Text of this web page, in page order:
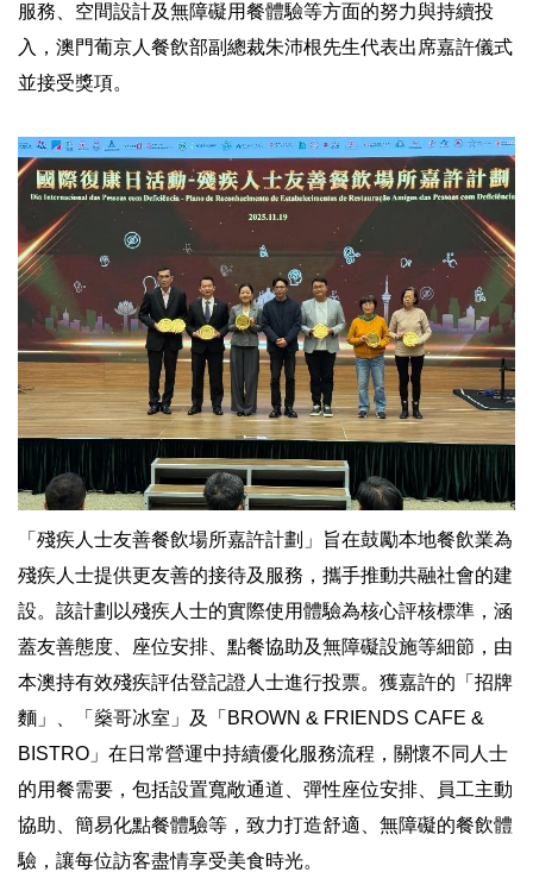
服務、空間設計及無障礙用餐體驗等方面的努力與持續投
入，澳門葡京人餐飲部副總裁朱沛根先生代表出席嘉許儀式
並接受獎項。
「殘疾人士友善餐飲場所嘉許計劃」旨在鼓勵本地餐飲業為
殘疾人士提供更友善的接待及服務，攜手推動共融社會的建
設。該計劃以殘疾人士的實際使用體驗為核心評核標準，涵
蓋友善態度、座位安排、點餐協助及無障礙設施等細節，由
本澳持有效殘疾評估登記證人士進行投票。獲嘉許的「招牌
麵」、「燊哥冰室」及「BROWN & FRIENDS CAFE &
BISTRO」在日常營運中持續優化服務流程，關懷不同人士
的用餐需要，包括設置寬敞通道、彈性座位安排、員工主動
協助、簡易化點餐體驗等，致力打造舒適、無障礙的餐飲體
驗，讓每位訪客盡情享受美食時光。